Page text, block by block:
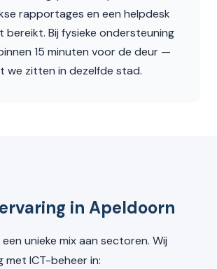
rapportages en een helpdesk
bereikt. Bij fysieke ondersteuning
15 minuten voor de deur —
we zitten in dezelfde stad.
in Apeldoorn
unieke mix aan sectoren. Wij
met ICT-beheer in: